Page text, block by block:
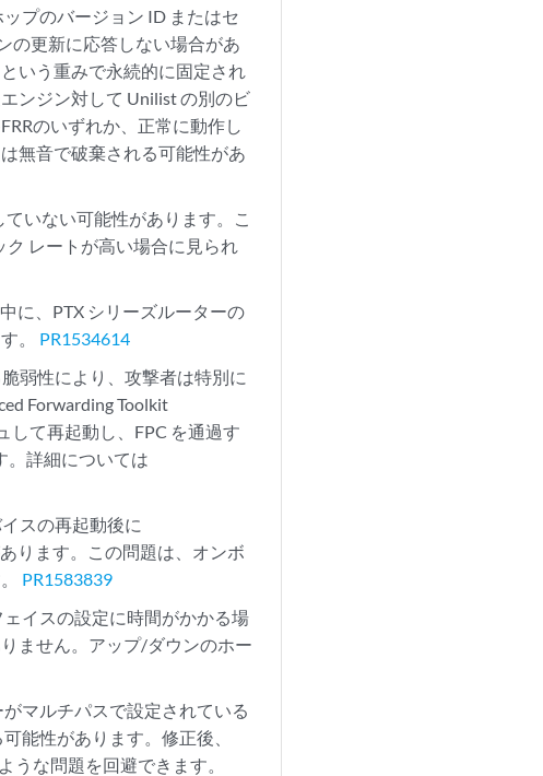
プのバージョン ID またはセ
の更新に応答しない場合があ
いう重みで永続的に固定され
ンジン対して Unilist の別のビ
のいずれか、正常に動作し
無音で破棄される可能性があ
いない可能性があります。こ
レートが高い場合に見られ
に、PTX シリーズルーターの
。 PR1534614
弱性により、攻撃者は特別に
Forwarding Toolkit
して再起動し、FPC を通過す
。詳細については
スの再起動後に
ります。この問題は、オンボ
PR1583839
イスの設定に時間がかかる場
ません。アップ/ダウンのホー
マルチパスで設定されている
能性があります。修正後、
うな問題を回避できます。